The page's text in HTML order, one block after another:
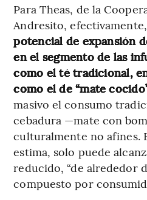
Para Theas, de la
Andresito, efectivamente,
potencial de expansión
en el segmento de las
como el té tradicional,
como el de “mate
masivo el consumo
cebadura —mate con
culturalmente no afines.
estima, solo puede
reducido, “de alrededor
compuesto por